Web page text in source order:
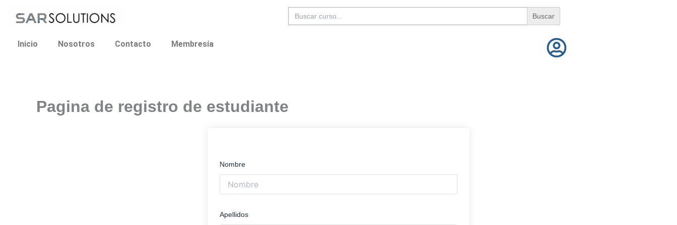
Buscar:
Inicio Nosotros Contacto Membresía
Pagina de registro de estudiante
Nombre
Apellidos